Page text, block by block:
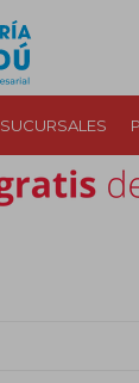
SUCURSALES